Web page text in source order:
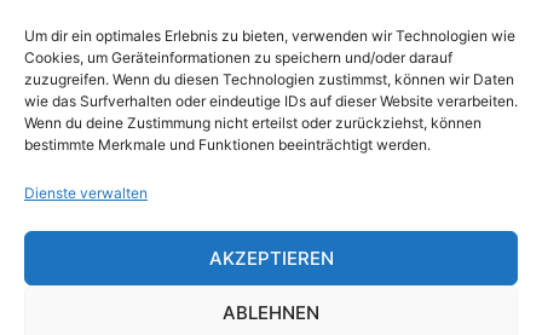
Um dir ein optimales Erlebnis zu bieten, verwenden wir Technologien wie
Cookies, um Geräteinformationen zu speichern und/oder darauf
zuzugreifen. Wenn du diesen Technologien zustimmst, können wir Daten
wie das Surfverhalten oder eindeutige IDs auf dieser Website verarbeiten.
Wenn du deine Zustimmung nicht erteilst oder zurückziehst, können
bestimmte Merkmale und Funktionen beeinträchtigt werden.
Dienste verwalten
AKZEPTIEREN
ABLEHNEN
SCHACHTICKER
Impressum